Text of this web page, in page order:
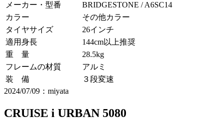
メーカー・型番
BRIDGESTONE / A6SC14
カラー
その他カラー
タイヤサイズ
26インチ
適用身長
144cm以上推奨
重 量
28.5kg
フレームの材質
アルミ
装 備
３段変速
2024/07/09：miyata
CRUISE i URBAN 5080